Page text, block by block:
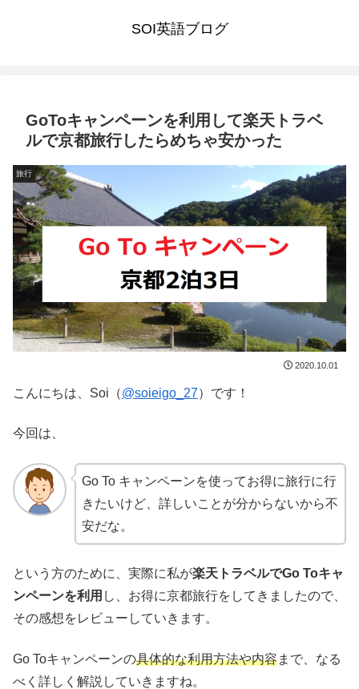
SOI英語ブログ
GoToキャンペーンを利用して楽天トラベ
ルで京都旅行したらめちゃ安かった
旅行
2020.10.01
こんにちは、Soi（@soieigo_27）です！
今回は、
Go To キャンペーンを使ってお得に旅行に行
きたいけど、詳しいことが分からないから不
安だな。
という方のために、実際に私が楽天トラベルでGo Toキャ
ンペーンを利用 し、お得に京都旅行をしてきましたので、
その感想をレビューしていきます。
Go Toキャンペーンの具体的な利用方法や内容まで、なる
べく詳しく解説していきますね。